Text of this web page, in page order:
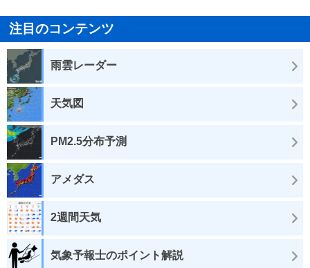
注目のコンテンツ
雨雲レーダー
天気図
PM2.5分布予測
アメダス
2週間天気
気象予報士のポイント解説